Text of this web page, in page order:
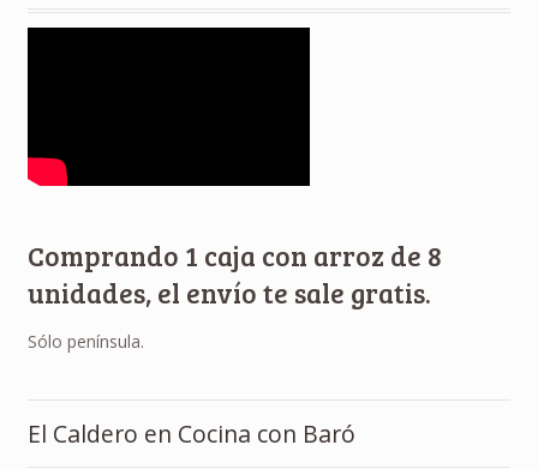
Comprando 1 caja con arroz de 8
unidades, el envío te sale gratis.
Sólo península.
El Caldero en Cocina con Baró